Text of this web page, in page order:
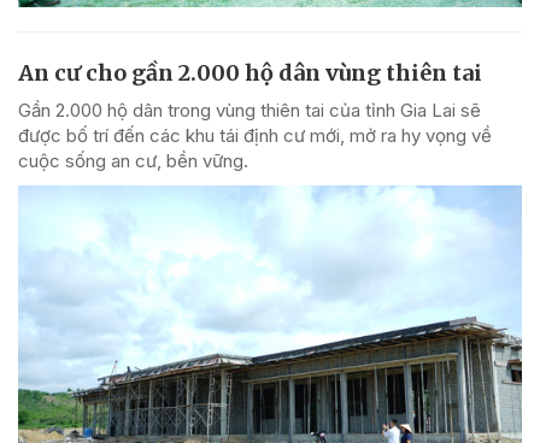
An cư cho gần 2.000 hộ dân vùng thiên tai
Gần 2.000 hộ dân trong vùng thiên tai của tỉnh Gia Lai sẽ
được bố trí đến các khu tái định cư mới, mở ra hy vọng về
cuộc sống an cư, bền vững.